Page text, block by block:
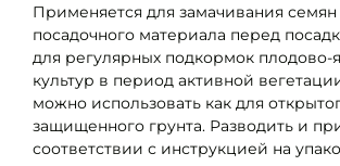
Применяется для замачивания семян
посадочного материала перед
для регулярных подкормок плодово-
культур в период активной
можно использовать как для
защищенного грунта. Разводить и
соответствии с инструкцией на